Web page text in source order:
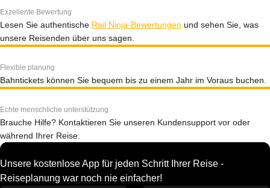
Exzellente Bewertung
Lesen Sie authentische Rail Ninja-Bewertungen und sehen Sie, was
unsere Reisenden über uns sagen.
Flexible planung
Bahntickets können Sie bequem bis zu einem Jahr im Voraus buchen.
Echte menschliche unterstützung
Brauche Hilfe? Kontaktieren Sie unseren Kundensupport vor oder
während Ihrer Reise.
Unsere kostenlose App für jeden Schritt Ihrer Reise -
Reiseplanung war noch nie einfacher!